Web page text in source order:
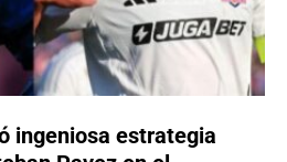
ingeniosa estrategia